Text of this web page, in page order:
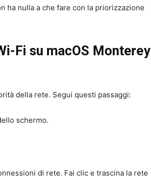
ha nulla a che fare con la priorizzazione
Fi su macOS Monterey
della rete. Segui questi passaggi:
schermo.
di rete. Fai clic e trascina la rete